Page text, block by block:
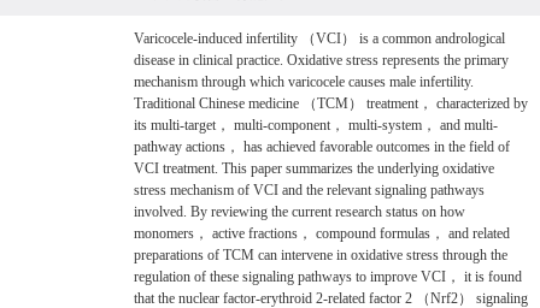
Varicocele-induced infertility （VCI） is a common andrological
disease in clinical practice. Oxidative stress represents the primary
mechanism through which varicocele causes male infertility.
Traditional Chinese medicine （TCM） treatment， characterized by
its multi-target， multi-component， multi-system， and multi-
pathway actions， has achieved favorable outcomes in the field of
VCI treatment. This paper summarizes the underlying oxidative
stress mechanism of VCI and the relevant signaling pathways
involved. By reviewing the current research status on how
monomers， active fractions， compound formulas， and related
preparations of TCM can intervene in oxidative stress through the
regulation of these signaling pathways to improve VCI， it is found
that the nuclear factor-erythroid 2-related factor 2 （Nrf2） signaling